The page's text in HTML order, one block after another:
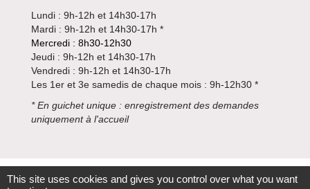
Lundi : 9h-12h et 14h30-17h
Mardi : 9h-12h et 14h30-17h *
Mercredi : 8h30-12h30
Jeudi : 9h-12h et 14h30-17h
Vendredi : 9h-12h et 14h30-17h
Les 1er et 3e samedis de chaque mois : 9h-12h30 *
*En guichet unique : enregistrement des demandes
uniquement à l'accueil
This site uses cookies and gives you control over what you want